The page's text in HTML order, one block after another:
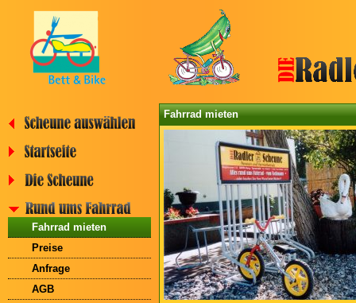
Fahrrad mieten
Preise
Anfrage
AGB
Fahrrad mieten